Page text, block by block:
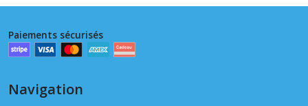
Paiements sécurisés
Navigation